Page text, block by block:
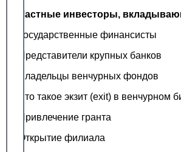
Частные инвесторы,
Государственные финансисты
Представители крупных банков
Владельцы венчурных фондов
Что такое экзит (exit) в венчурном
Привлечение гранта
Открытие филиала